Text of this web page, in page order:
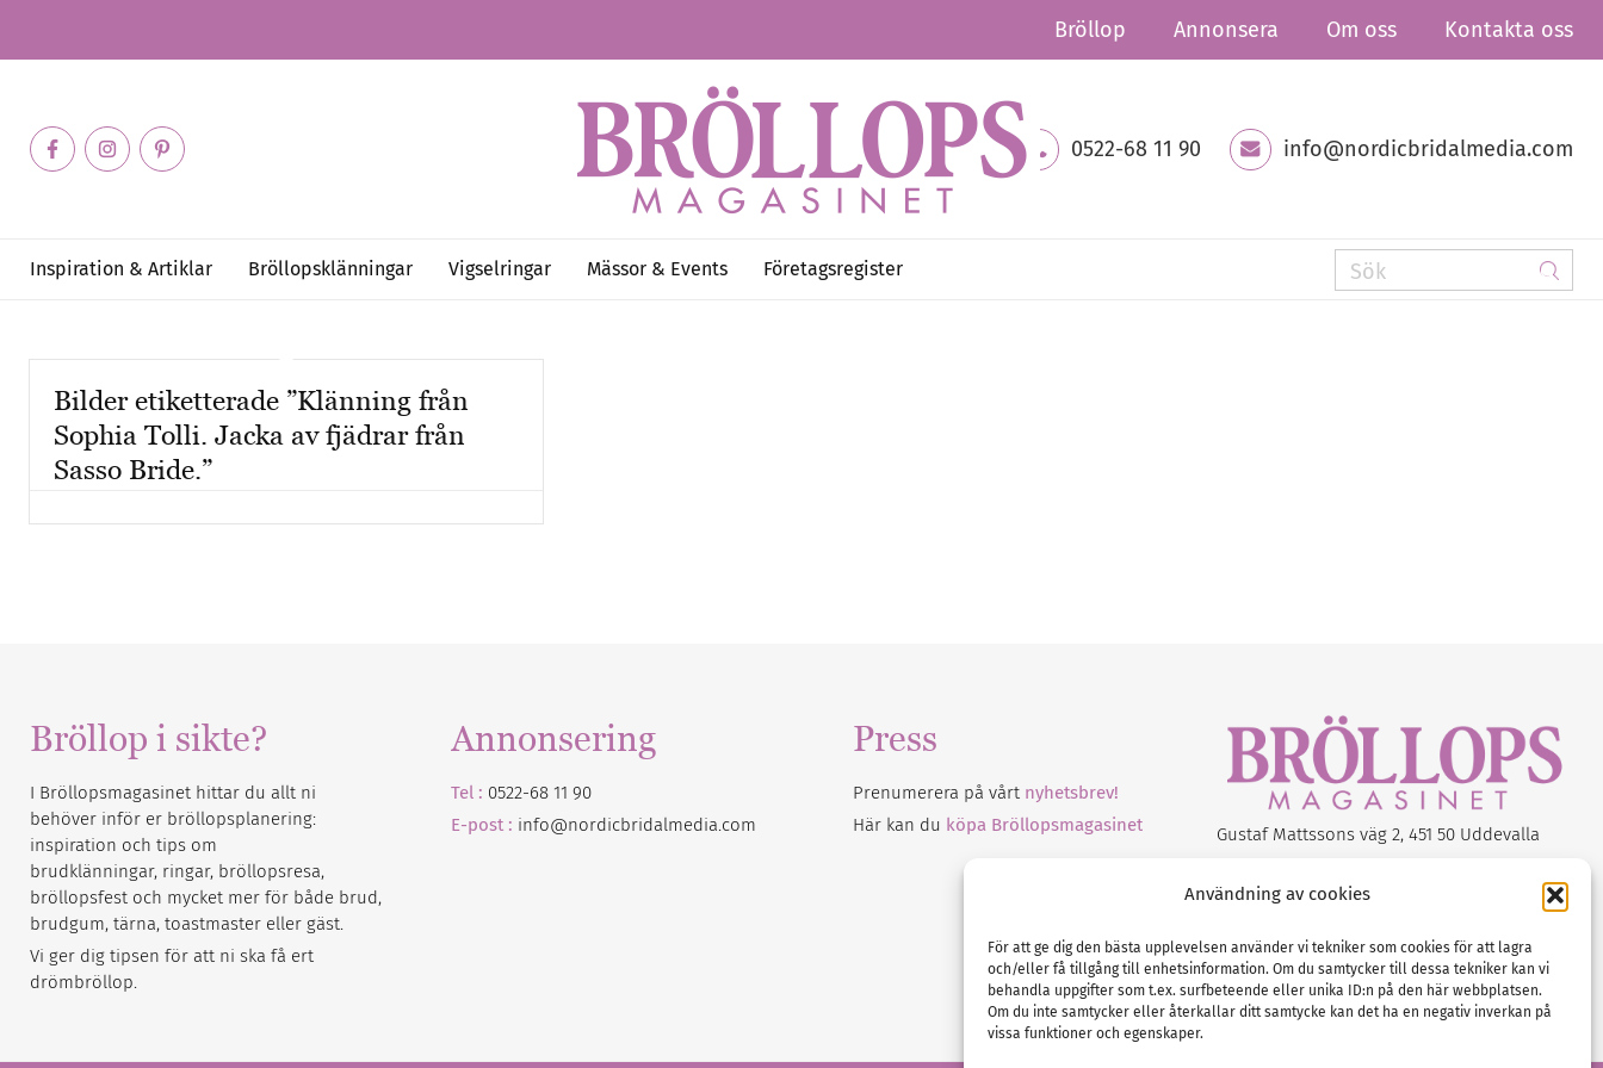
Användning av cookies
För att ge dig den bästa upplevelsen använder vi tekniker som cookies för att lagra
och/eller få tillgång till enhetsinformation. Om du samtycker till dessa tekniker kan vi
behandla uppgifter som t.ex. surfbeteende eller unika ID:n på den här webbplatsen.
Om du inte samtycker eller återkallar ditt samtycke kan det ha en negativ inverkan på
vissa funktioner och egenskaper.
Bröllop Annonsera Om oss Kontakta oss
0522-68 11 90 info@nordicbridalmedia.com
Inspiration & Artiklar Bröllopsklänningar Vigselringar Mässor & Events Företagsregister
Bilder etiketterade ”Klänning från
Sophia Tolli. Jacka av fjädrar från
Sasso Bride.”
Bröllop i sikte?
I Bröllopsmagasinet hittar du allt ni
behöver inför er bröllopsplanering:
inspiration och tips om
brudklänningar, ringar, bröllopsresa,
bröllopsfest och mycket mer för både brud,
brudgum, tärna, toastmaster eller gäst.
Vi ger dig tipsen för att ni ska få ert
drömbröllop.
Annonsering
Tel : 0522-68 11 90
E-post : info@nordicbridalmedia.com
Press
Prenumerera på vårt nyhetsbrev!
Här kan du köpa Bröllopsmagasinet
Gustaf Mattssons väg 2, 451 50 Uddevalla
E-post:info@nordicbridalmedia.com
(c) All rights reserved.
Org.nr: SE 5171000119